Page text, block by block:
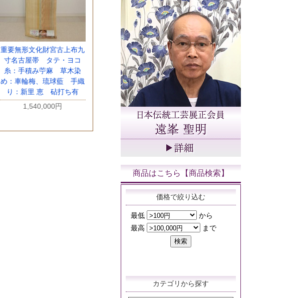
重要無形文化財宮古上布九
寸名古屋帯 タテ・ヨコ
糸：手積み苧麻 草木染
め：車輪梅、琉球藍 手織
り：新里 恵 砧打ち有
1,540,000円
商品はこちら【商品検索】
価格で絞り込む
カテゴリから探す